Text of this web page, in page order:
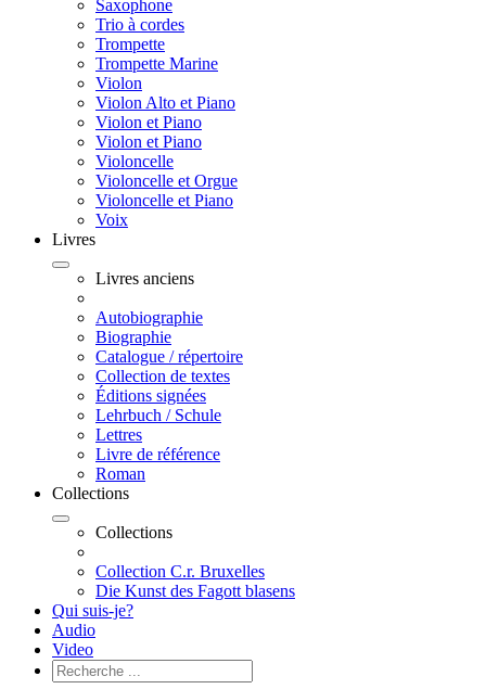
Saxophone
Trio à cordes
Trompette
Trompette Marine
Violon
Violon Alto et Piano
Violon et Piano
Violon et Piano
Violoncelle
Violoncelle et Orgue
Violoncelle et Piano
Voix
Livres
Livres anciens
Autobiographie
Biographie
Catalogue / répertoire
Collection de textes
Éditions signées
Lehrbuch / Schule
Lettres
Livre de référence
Roman
Collections
Collections
Collection C.r. Bruxelles
Die Kunst des Fagott blasens
Qui suis-je?
Audio
Video